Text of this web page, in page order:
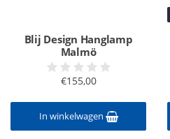
Blij Design Hanglamp
Malmö
€155,00
In winkelwagen